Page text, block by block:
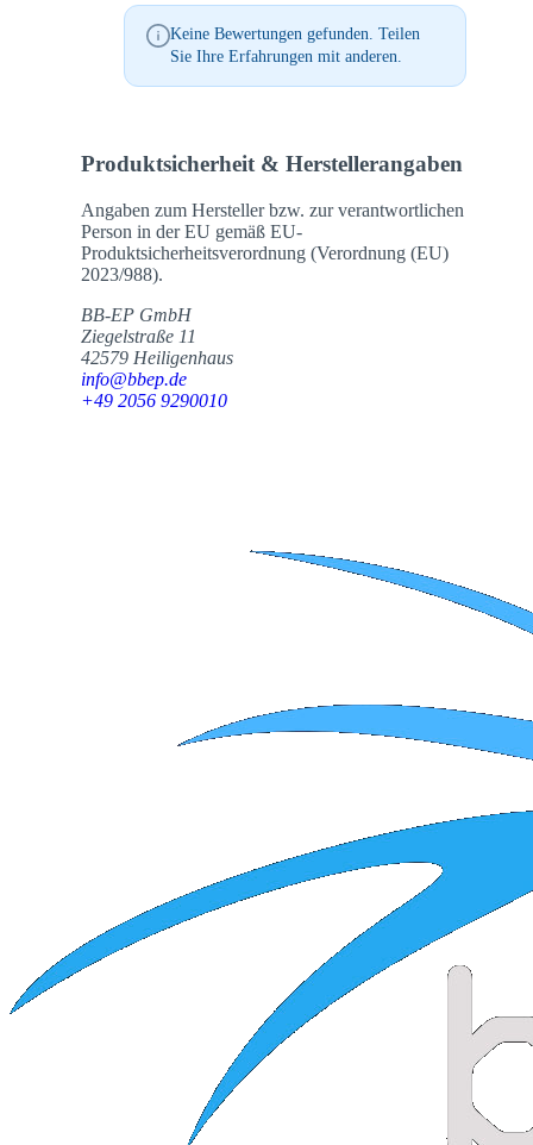
Keine Bewertungen gefunden. Teilen
Sie Ihre Erfahrungen mit anderen.
Produktsicherheit & Herstellerangaben
Angaben zum Hersteller bzw. zur verantwortlichen
Person in der EU gemäß EU-
Produktsicherheitsverordnung (Verordnung (EU)
2023/988).
BB-EP GmbH
Ziegelstraße 11
42579 Heiligenhaus
info@bbep.de
+49 2056 9290010